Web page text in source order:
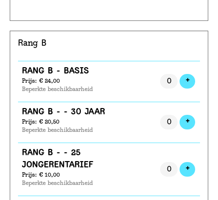
Rang B
Aantal
RANG B - BASIS
Prijs: € 24,00
Beperkte beschikbaarheid
+VOEG
RANG B - - 30 JAAR
Prijs: € 20,50
Beperkte beschikbaarheid
+VOEG
RANG B - - 25
JONGERENTARIEF
Prijs: € 10,00
Beperkte beschikbaarheid
+VOEG